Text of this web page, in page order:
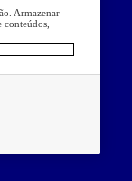
Armazenar